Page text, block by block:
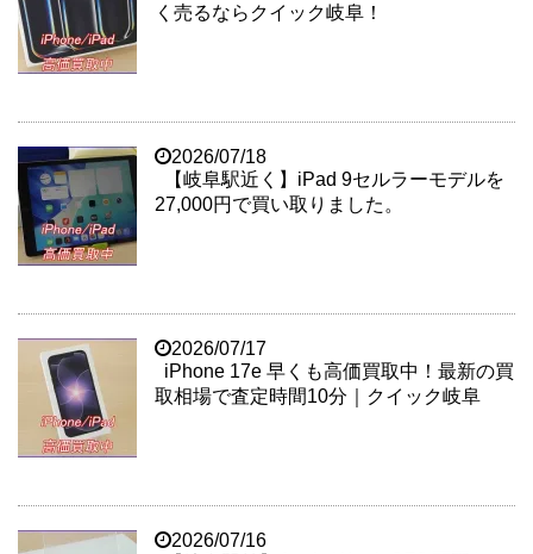
く売るならクイック岐阜！
2026/07/18
【岐阜駅近く】iPad 9セルラーモデルを
27,000円で買い取りました。
2026/07/17
iPhone 17e 早くも高価買取中！最新の買
取相場で査定時間10分｜クイック岐阜
2026/07/16